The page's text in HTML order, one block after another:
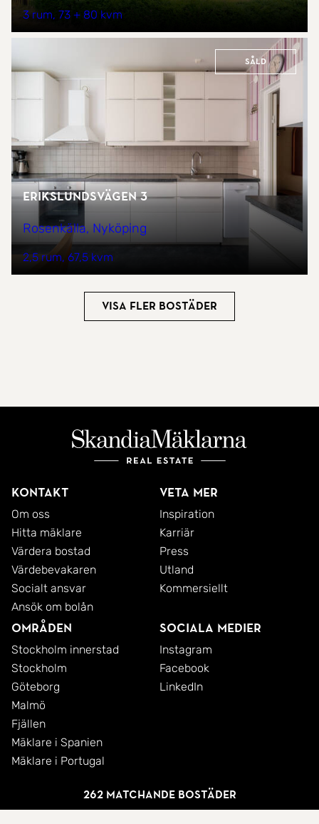
262 matchande bostäder
3 rum 73 + 80 kvm
Såld
Erikslundsvägen 3
Rosenkälla, Nyköping
2,5 rum 67,5 kvm
Visa fler bostäder
Kontakt
Om oss
Hitta mäklare
Värdera bostad
Värdebevakaren
Socialt ansvar
Ansök om bolån
Veta mer
Inspiration
Karriär
Press
Utland
Kommersiellt
Områden
Stockholm innerstad
Stockholm
Göteborg
Malmö
Fjällen
Mäklare i Spanien
Mäklare i Portugal
Sociala medier
Instagram
Facebook
LinkedIn
© 2026 SkandiaMäklarna AB